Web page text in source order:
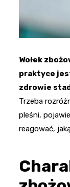
Wołek
praktyce
zdrowie
Trzeba
pleśni,
reagować,